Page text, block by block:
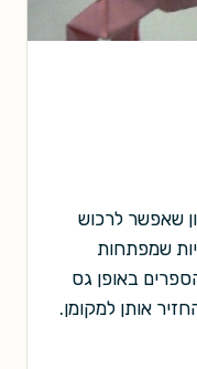
שאפשר לרכוש
שמפתחות
באופן גס
אותן למקומן.